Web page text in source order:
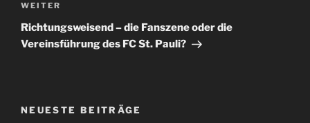
Nächster
Beitrag
WEITER
Richtungsweisend – die Fanszene oder die
Vereinsführung des FC St. Pauli?
NEUESTE BEITRÄGE